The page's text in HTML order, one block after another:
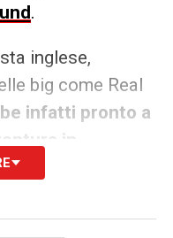
.
inglese,
big come Real
infatti pronto a
in
tempo.
TOP NEWS